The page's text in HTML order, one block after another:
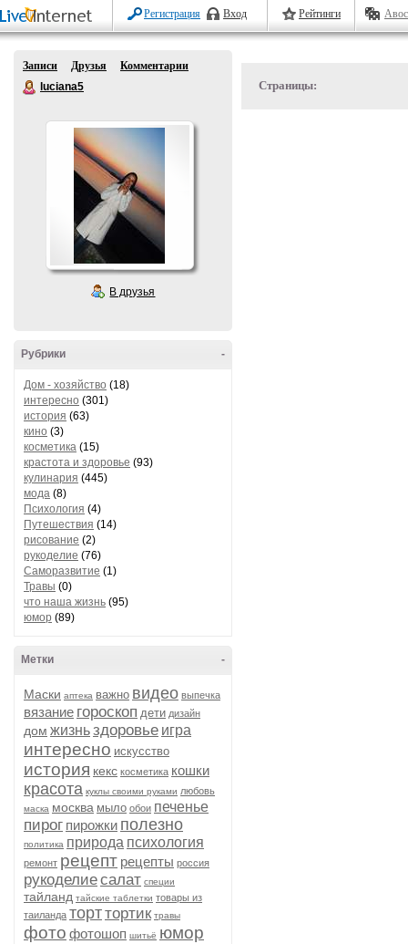
Регистрация Вход Рейтинги
Записи Друзья
Комментарии
luciana5
В друзья
-
Рубрики
Дом - хозяйство (18)
интересно (301)
история (63)
кино (3)
косметика (15)
крастота и здоровье (93)
кулинария (445)
мода (8)
Психология (4)
Путешествия (14)
рисование (2)
рукоделие (76)
Саморазвитие (1)
Травы (0)
что наша жизнь (95)
юмор (89)
-
Метки
Маски аптека важно видео выпечка
вязание гороскоп дети дизайн
дом жизньздоровье игра
интересно искусство
история кекс косметика кошки
красота куклы своими руками любовь
маска москва мыло обои печенье
пирог пирожки полезно
политика природа психология
ремонт рецепт рецепты россия
рукоделиесалат специи
тайланд тайские таблетки товары из
таиланда торттортик травы
фото фотошоп шитьё юмор
Страницы: